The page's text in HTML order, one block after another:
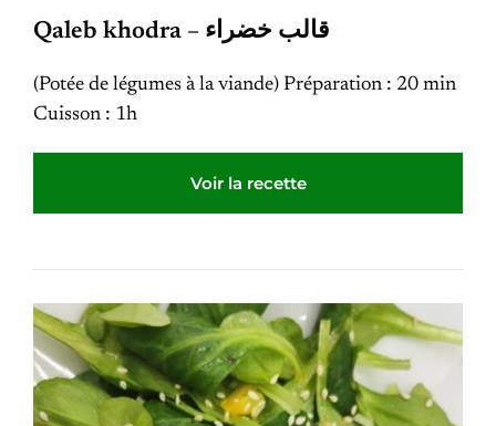
Qaleb khodra – قالب خضراء
(Potée de légumes à la viande) Préparation : 20 min
Cuisson : 1h
Voir la recette